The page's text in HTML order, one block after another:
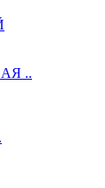
..